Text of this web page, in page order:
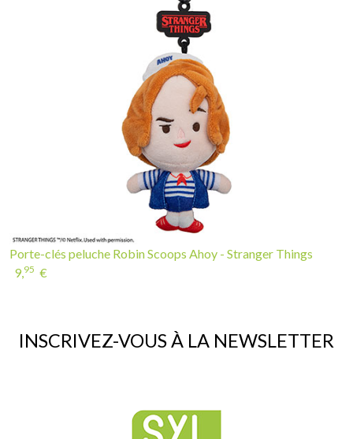
Porte-clés peluche Robin Scoops Ahoy - Stranger Things
9,95 €
INSCRIVEZ-VOUS À LA NEWSLETTER